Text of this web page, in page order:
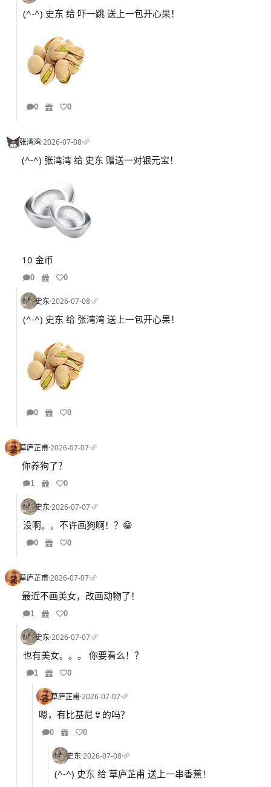
(^-^) 史东 给 吓一跳 送上一包开心果！
0 0
张湾湾·2026-07-08·
(^-^) 张湾湾 给 史东 赠送一对银元宝！
10 金币
0 0
史东·2026-07-08·
(^-^) 史东 给 张湾湾 送上一包开心果！
0 0
草庐芷甫·2026-07-07·
你养狗了？
1 0
史东·2026-07-07·
没啊。。不许画狗啊！？😁
0 0
草庐芷甫·2026-07-07·
最近不画美女，改画动物了！
1 0
史东·2026-07-07·
也有美女。。。 你要看么！？
1 0
草庐芷甫·2026-07-07·
嗯，有比基尼👙的吗？
0 0
史东·2026-07-08·
(^-^) 史东 给 草庐芷甫 送上一串香蕉！